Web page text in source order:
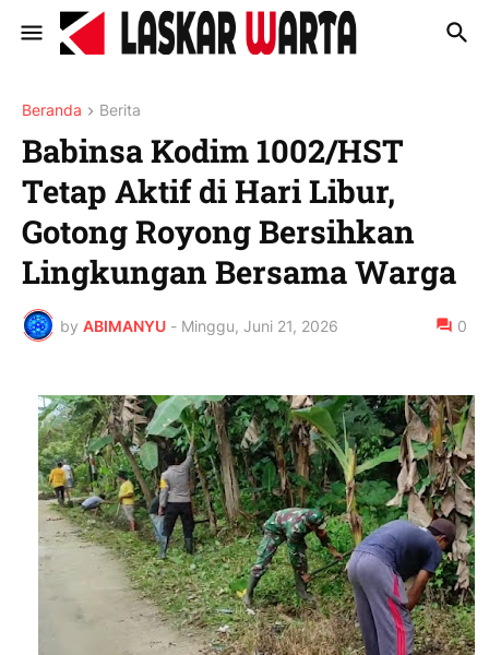
Beranda Berita
Babinsa Kodim 1002/HST
Tetap Aktif di Hari Libur,
Gotong Royong Bersihkan
Lingkungan Bersama Warga
by ABIMANYU - Minggu, Juni 21, 2026 0